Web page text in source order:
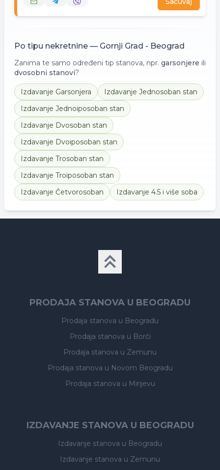
Po tipu nekretnine — Gornji Grad - Beograd
Zanima te samo određeni tip stanova, npr. garsonjere ili
dvosobni stanovi?
Izdavanje Garsonjera Izdavanje Jednosoban stan
Izdavanje Jednoiposoban stan
Izdavanje Dvosoban stan
Izdavanje Dvoiposoban stan
Izdavanje Trosoban stan
Izdavanje Troiposoban stan
Izdavanje Četvorosoban Izdavanje 4.5 i više soba
PRODAJA STANOVA U BEOGRADU
Prodaja stanova u Beogradu
Prodaja stanova u Borči
Prodaja stanova u Zemunu
Prodaja stanova u Novom Beogradu
Prodaja stanova u Mirijevu
IZDAVANJE STANOVA U BEOGRADU
Izdavanje stanova u Beogradu
Izdavanje stanova u Zemunu